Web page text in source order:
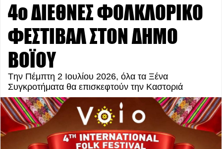
4o ΔΙΕΘΝΕΣ ΦΟΛΚΛΟΡΙΚΟ
ΦΕΣΤΙΒΑΛ ΣΤΟΝ ΔΗΜΟ
ΒΟΪΟΥ
Tην Πέμπτη 2 Ιουλίου 2026, όλα τα Ξένα
Συγκροτήματα θα επισκεφτούν την Καστοριά